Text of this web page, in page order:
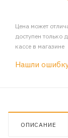
Цена может
доступен только
кассе в магазине
Нашли
ОПИСАНИЕ